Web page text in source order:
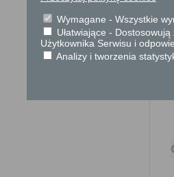
Wymagane - Wszystkie
Ułatwiające -
Użytkownika Serwisu i
Analizy i tworzenia